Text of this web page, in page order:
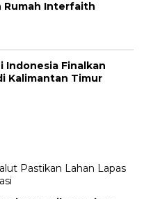
Rumah Interfaith
Indonesia Finalkan
Kalimantan Timur